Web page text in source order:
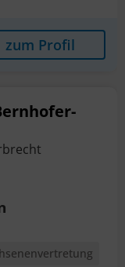
zum Profil